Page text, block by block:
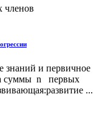
членов
и первичное
суммы n первых
...